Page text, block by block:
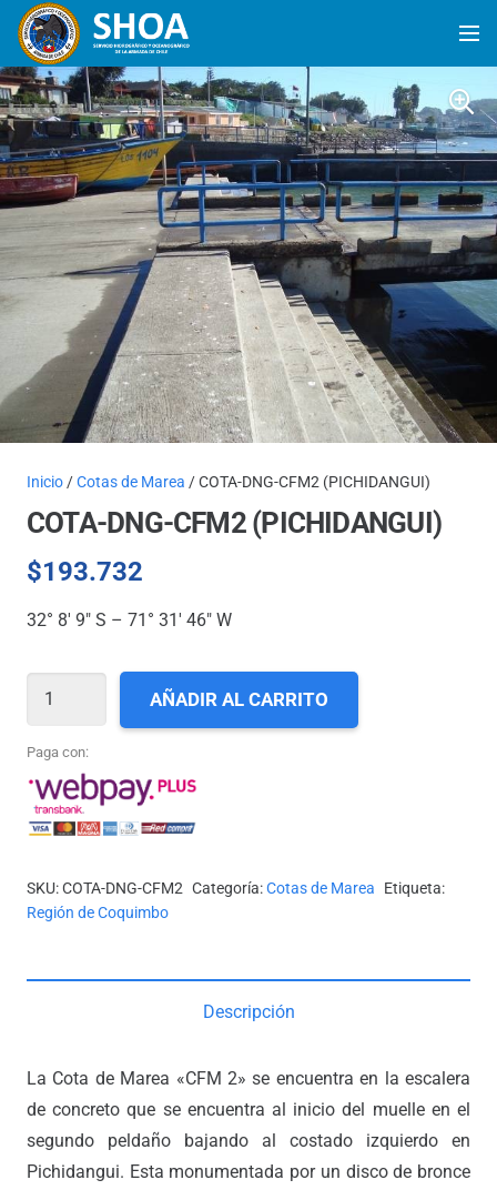
Inicio/Cotas de Marea / COTA-DNG-CFM2 (PICHIDANGUI)
COTA-DNG-CFM2 (PICHIDANGUI)
$193.732
32° 8′ 9″ S – 71° 31′ 46″ W
COTA-
CFM2
(PICHIDANGUI)
cantidad
AÑADIR AL CARRITO
Paga con:
SKU:COTA-DNG-CFM2 Categoría:Cotas de Marea Etiqueta:
Región de Coquimbo
Descripción
La Cota de Marea «CFM 2» se encuentra en la escalera
de concreto que se encuentra al inicio del muelle en el
segundo peldaño bajando al costado izquierdo en
Pichidangui. Esta monumentada por un disco de bronce